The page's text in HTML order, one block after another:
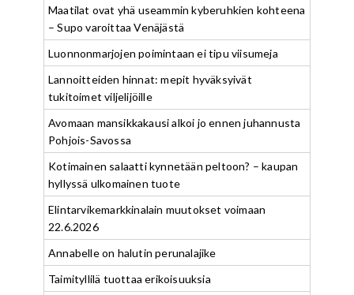
Maatilat ovat yhä useammin kyberuhkien kohteena
– Supo varoittaa Venäjästä
Luonnonmarjojen poimintaan ei tipu viisumeja
Lannoitteiden hinnat: mepit hyväksyivät
tukitoimet viljelijöille
Avomaan mansikkakausi alkoi jo ennen juhannusta
Pohjois-Savossa
Kotimainen salaatti kynnetään peltoon? – kaupan
hyllyssä ulkomainen tuote
Elintarvikemarkkinalain muutokset voimaan
22.6.2026
Annabelle on halutin perunalajike
Taimityllilä tuottaa erikoisuuksia